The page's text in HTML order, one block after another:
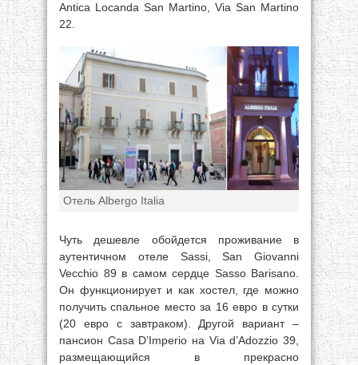
Antica Locanda San Martino, Via San Martino
22.
Отель Albergo Italia
Чуть дешевле обойдется проживание в
аутентичном отеле Sassi, San Giovanni
Vecchio 89 в самом сердце Sasso Barisano.
Он функционирует и как хостел, где можно
получить спальное место за 16 евро в сутки
(20 евро с завтраком). Другой вариант –
пансион Casa D’Imperio на Via d’Adozzio 39,
размещающийся в прекрасно